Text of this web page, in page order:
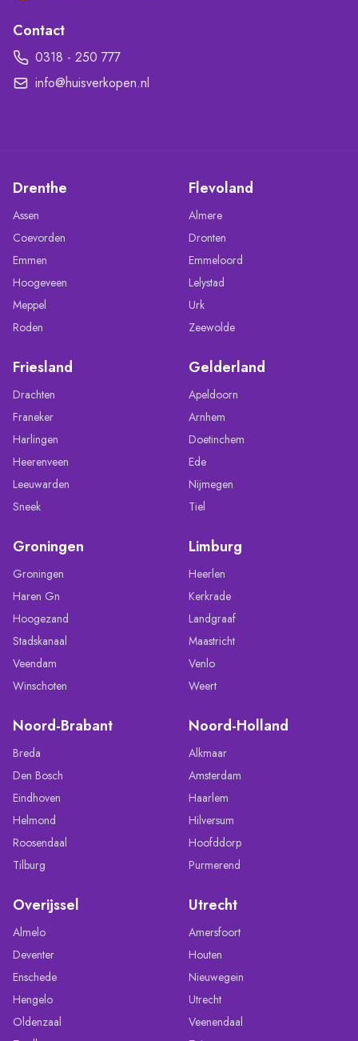
Contact
0318 - 250 777
info@huisverkopen.nl
Drenthe
Assen
Coevorden
Emmen
Hoogeveen
Meppel
Roden
Flevoland
Almere
Dronten
Emmeloord
Lelystad
Urk
Zeewolde
Friesland
Drachten
Franeker
Harlingen
Heerenveen
Leeuwarden
Sneek
Gelderland
Apeldoorn
Arnhem
Doetinchem
Ede
Nijmegen
Tiel
Groningen
Groningen
Haren Gn
Hoogezand
Stadskanaal
Veendam
Winschoten
Limburg
Heerlen
Kerkrade
Landgraaf
Maastricht
Venlo
Weert
Noord-Brabant
Breda
Den Bosch
Eindhoven
Helmond
Roosendaal
Tilburg
Noord-Holland
Alkmaar
Amsterdam
Haarlem
Hilversum
Hoofddorp
Purmerend
Overijssel
Almelo
Deventer
Enschede
Hengelo
Oldenzaal
Utrecht
Amersfoort
Houten
Nieuwegein
Utrecht
Veenendaal